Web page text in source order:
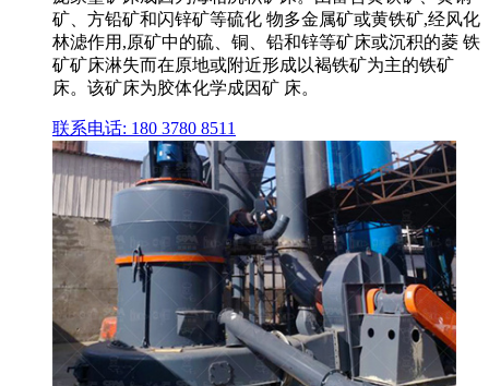
矿、方铅矿和闪锌矿等硫化 物多金属矿或黄铁矿,经风化
林滤作用,原矿中的硫、铜、铅和锌等矿床或沉积的菱 铁
矿矿床淋失而在原地或附近形成以褐铁矿为主的铁矿
床。该矿床为胶体化学成因矿 床。
联系电话: 180 3780 8511